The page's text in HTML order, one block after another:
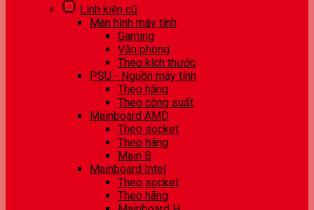
Linh kiện cũ
Màn hình máy tính
Gaming
Văn phòng
Theo kích thước
PSU - Nguồn máy tính
Theo hãng
Theo công suất
Mainboard AMD
Theo socket
Theo hãng
Main B
Mainboard Intel
Theo socket
Theo hãng